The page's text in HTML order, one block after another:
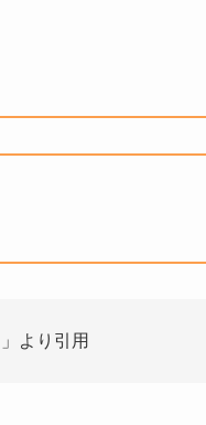
」より引用